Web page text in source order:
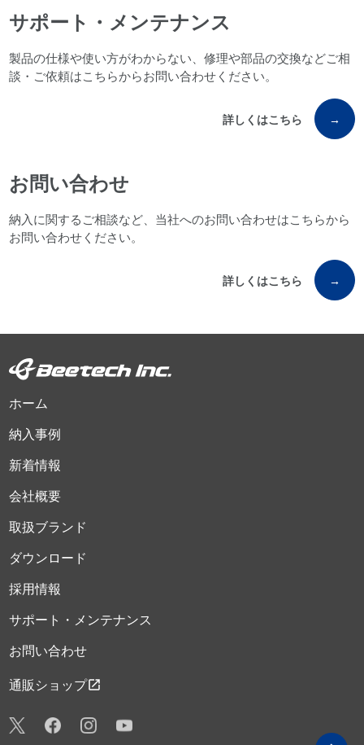
サポート・メンテナンス
製品の仕様や使い方がわからない、修理や部品の交換などご相
談・ご依頼はこちらからお問い合わせください。
詳しくはこちら →
お問い合わせ
納入に関するご相談など、当社へのお問い合わせはこちらから
お問い合わせください。
詳しくはこちら →
ホーム
納入事例
新着情報
会社概要
取扱ブランド
ダウンロード
採用情報
サポート・メンテナンス
お問い合わせ
通販ショップopen_in_new